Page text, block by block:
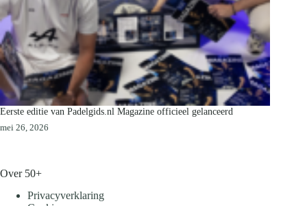
Eerste editie van Padelgids.nl Magazine officieel gelanceerd
mei 26, 2026
Over 50+
Privacyverklaring